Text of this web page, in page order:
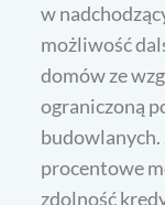
w
możliwość
domów ze
ograniczoną
procentowe
zdolność